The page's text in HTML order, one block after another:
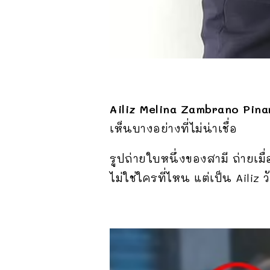
Ailiz Melina Zambrano
เห็นบางอย่างที่ไม่น่าเชื่อ
รูปถ่ายใบหนึ่งของสามี ถ่ายเ
ไม่ใช่ใครที่ไหน แต่เป็น Ailiz